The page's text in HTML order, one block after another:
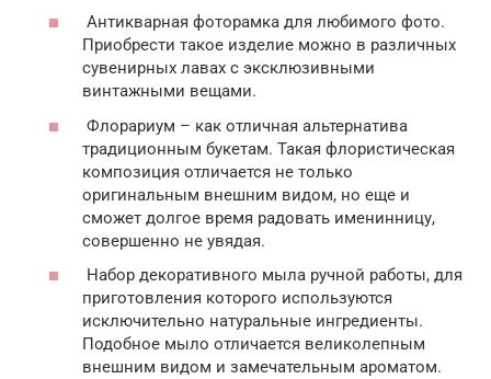
Антикварная фоторамка для любимого фото.
Приобрести такое изделие можно в различных
сувенирных лавах с эксклюзивными
винтажными вещами.
Флорариум – как отличная альтернатива
традиционным букетам. Такая флористическая
композиция отличается не только
оригинальным внешним видом, но еще и
сможет долгое время радовать именинницу,
совершенно не увядая.
Набор декоративного мыла ручной работы, для
приготовления которого используются
исключительно натуральные ингредиенты.
Подобное мыло отличается великолепным
внешним видом и замечательным ароматом.